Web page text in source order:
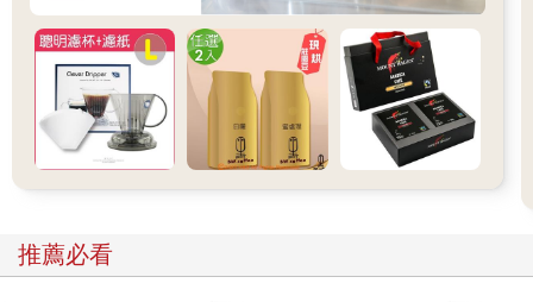
推薦必看